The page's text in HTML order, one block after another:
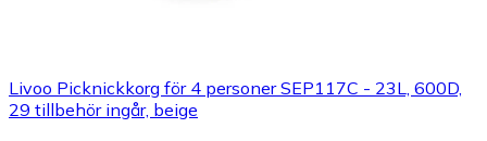
Livoo Picknickkorg för 4 personer SEP117C - 23L, 600D,
29 tillbehör ingår, beige